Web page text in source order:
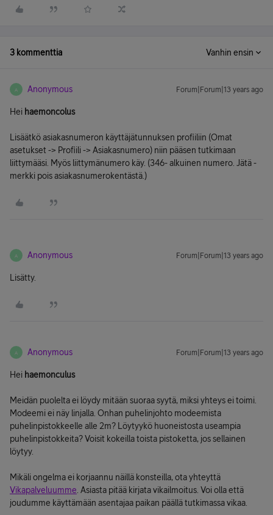
3 kommenttia Vanhin ensin
A Anonymous Forum|Forum|13 years ago
Hei haemoncolus
Lisäätkö asiakasnumeron käyttäjätunnuksen profiiliin (Omat
asetukset -> Profiili -> Asiakasnumero) niin pääsen tutkimaan
liittymääsi. Myös liittymänumero käy. (346- alkuinen numero. Jätä -
merkki pois asiakasnumerokentästä.)
A Anonymous Forum|Forum|13 years ago
Lisätty.
A Anonymous Forum|Forum|13 years ago
Hei haemonculus
Meidän puolelta ei löydy mitään suoraa syytä, miksi yhteys ei toimi.
Modeemi ei näy linjalla. Onhan puhelinjohto modeemista
puhelinpistokkeelle alle 2m? Löytyykö huoneistosta useampia
puhelinpistokkeita? Voisit kokeilla toista pistoketta, jos sellainen
löytyy.
Mikäli ongelma ei korjaannu näillä konsteilla, ota yhteyttä
Vikapalveluumme . Asiasta pitää kirjata vikailmoitus. Voi olla että
joudumme käyttämään asentajaa paikan päällä tutkimassa vikaa.